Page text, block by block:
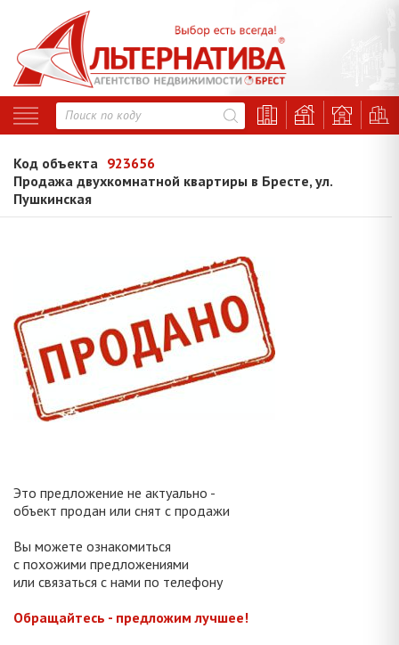
Код объекта 923656
Продажа двухкомнатной квартиры в Бресте, ул.
Пушкинская
Это предложение не актуально -
объект продан или снят с продажи
Вы можете ознакомиться
с похожими предложениями
или связаться с нами по телефону
Обращайтесь - предложим лучшее!